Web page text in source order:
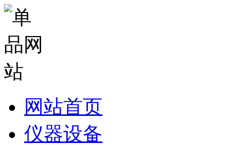
网站首页
仪器设备